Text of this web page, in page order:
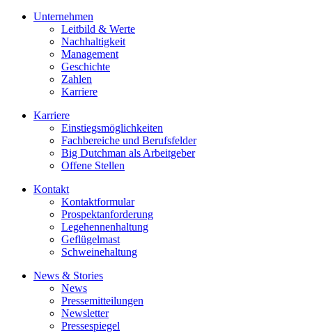
Unternehmen
Leitbild & Werte
Nachhaltigkeit
Management
Geschichte
Zahlen
Karriere
Karriere
Einstiegsmöglichkeiten
Fachbereiche und Berufsfelder
Big Dutchman als Arbeitgeber
Offene Stellen
Kontakt
Kontaktformular
Prospektanforderung
Legehennenhaltung
Geflügelmast
Schweinehaltung
News & Stories
News
Pressemitteilungen
Newsletter
Pressespiegel